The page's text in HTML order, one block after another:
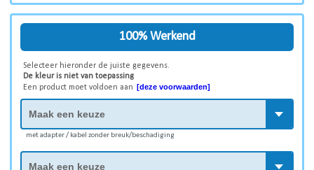
100% Werkend
Selecteer hieronder de juiste gegevens.
De kleur is niet van toepassing
Een product moet voldoen aan [deze voorwaarden]
met adapter / kabel zonder breuk/beschadiging